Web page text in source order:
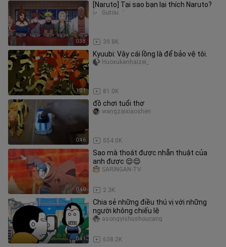
0:38
[Naruto] Tại sao bạn lại thích Naruto?
39.8K
Gutou゛
1:21
Kyuubi: Vậy cái lồng là để bảo vệ tôi.
81.0K
Huoxukanhaizei_
0:46
đồ chơi tuổi thơ
554.0K
wangzaixiaoshen
0:40
Sao mà thoát được nhẫn thuật của
anh được 😌😌
2.3K
SARINGAN-TV
0:41
Chia sẻ những điều thú vị với những
người không chiếu lệ
638.2K
asongyishushoucang